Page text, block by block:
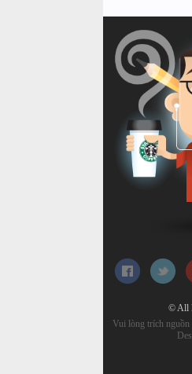
© All
Vui lòng trích nguồn